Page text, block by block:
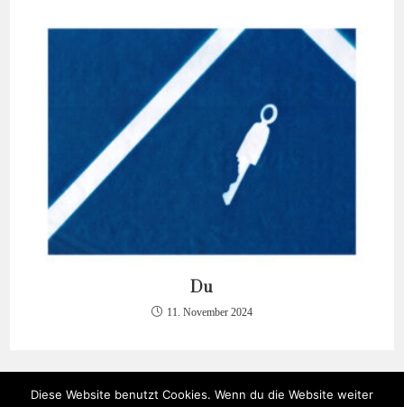
Du
11. November 2024
Diese Website benutzt Cookies. Wenn du die Website weiter